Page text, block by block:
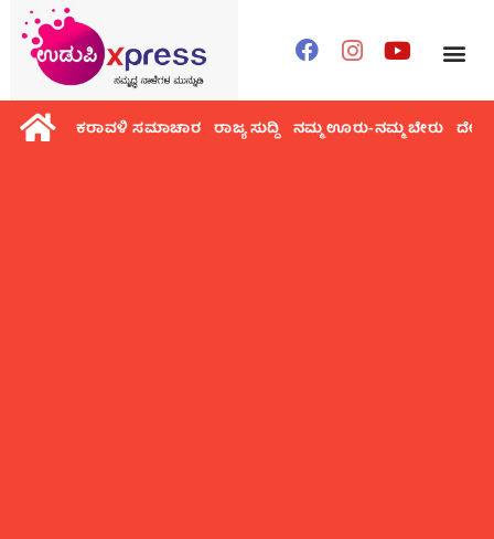
ಕರಾವಳಿ ಸಮಾಚಾರ ರಾಜ್ಯ ಸುದ್ದಿ ನಮ್ಮ ಊರು-ನಮ್ಮ ಬೇರು ದೇಶ